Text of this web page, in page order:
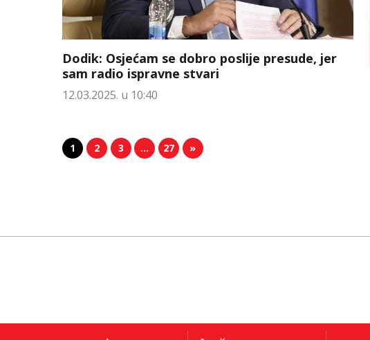
Dodik: Osjećam se dobro poslije presude, jer
sam radio ispravne stvari
12.03.2025. u 10:40
1 2 3 … 27 »